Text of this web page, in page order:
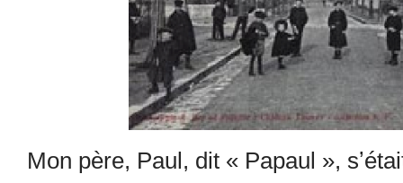
Mon père, Paul, dit « Papaul »,